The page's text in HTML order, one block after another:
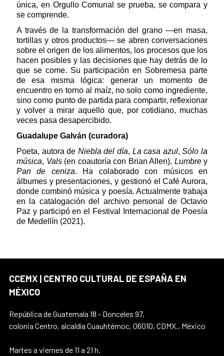
única, en Orgullo Comunal se prueba, se compara y
se comprende.
A través de la transformación del grano —en masa,
tortillas y otros productos— se abren conversaciones
sobre el origen de los alimentos, los procesos que los
hacen posibles y las decisiones que hay detrás de lo
que se come. Su participación en Sobremesa parte
de esa misma lógica: generar un momento de
encuentro en torno al maíz, no solo como ingrediente,
sino como punto de partida para compartir, reflexionar
y volver a mirar aquello que, por cotidiano, muchas
veces pasa desapercibido.
Guadalupe Galván (curadora)
Poeta, autora de Niebla del día, La casa azul,Sólo la
música, Vals(en coautoría con Brian Allen), Lumbrey
Pan de ceniza. Ha colaborado con músicos en
álbumes y presentaciones, y gestionó el Café Aurora,
donde combinó música y poesía. Actualmente trabaja
en la catalogación del archivo personal de Octavio
Paz y participó en el Festival Internacional de Poesía
de Medellín (2021).
CCEMX | CENTRO CULTURAL DE ESPAÑA EN
MÉXICO
República de Guatemala 18 - Donceles 97,
colonia Centro, alcaldía Cuauhtémoc, 06010, CDMX., México
Martes a viernes de 11 a 21 h.